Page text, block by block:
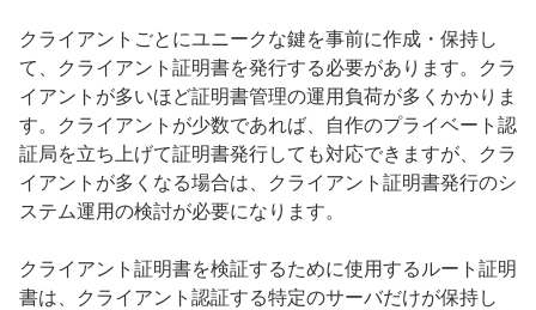
クライアントごとにユニークな鍵を事前に作成・保持し
て、クライアント証明書を発行する必要があります。クラ
イアントが多いほど証明書管理の運用負荷が多くかかりま
す。クライアントが少数であれば、自作のプライベート認
証局を立ち上げて証明書発行しても対応できますが、クラ
イアントが多くなる場合は、クライアント証明書発行のシ
ステム運用の検討が必要になります。
クライアント証明書を検証するために使用するルート証明
書は、クライアント認証する特定のサーバだけが保持し